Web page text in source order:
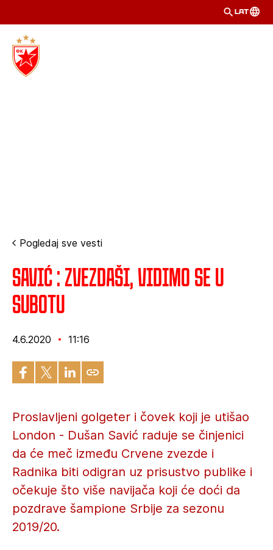
LAT
Pogledaj sve vesti
Savić : Zvezdaši, vidimo se u
subotu
4.6.2020 11:16
Proslavljeni golgeter i čovek koji je utišao
London - Dušan Savić raduje se činjenici
da će meč između Crvene zvezde i
Radnika biti odigran uz prisustvo publike i
očekuje što više navijača koji će doći da
pozdrave šampione Srbije za sezonu
2019/20.